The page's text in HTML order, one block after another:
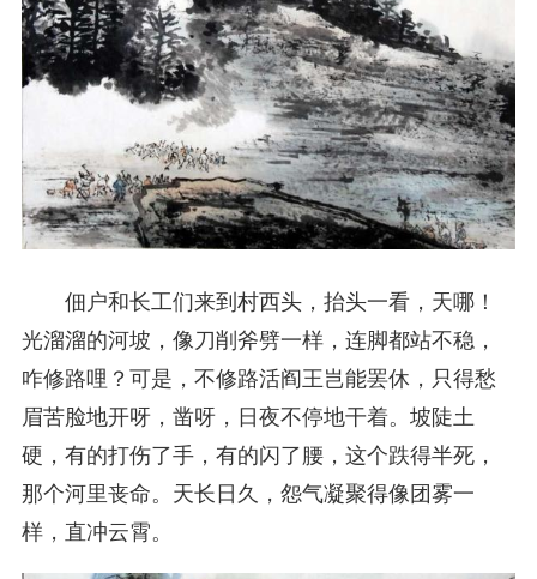
佃户和长工们来到村西头，抬头一看，天哪！
光溜溜的河坡，像刀削斧劈一样，连脚都站不稳，
咋修路哩？可是，不修路活阎王岂能罢休，只得愁
眉苦脸地开呀，凿呀，日夜不停地干着。坡陡土
硬，有的打伤了手，有的闪了腰，这个跌得半死，
那个河里丧命。天长日久，怨气凝聚得像团雾一
样，直冲云霄。